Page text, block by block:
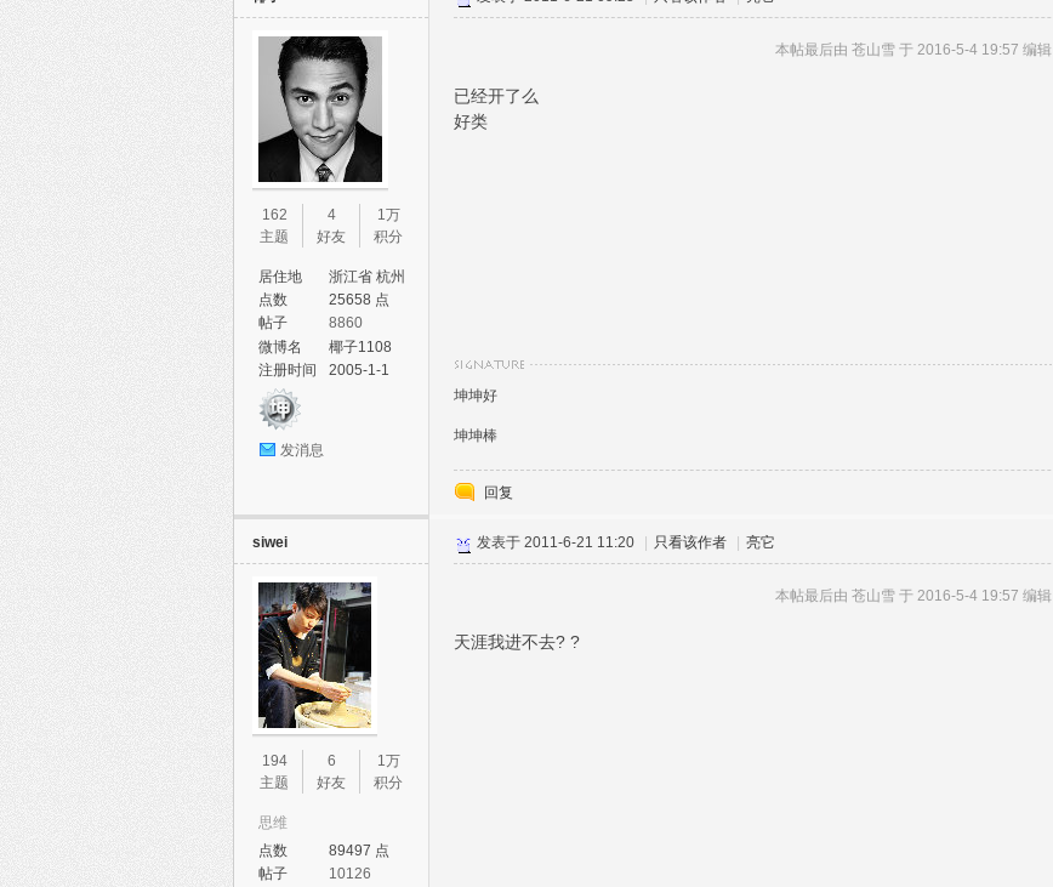
162
主题
4
好友
1万
积分
居住地
浙江省 杭州
市 西湖区
点数
25658 点
帖子
8860
微博名
椰子1108
注册时间
2005-1-1
发消息
本帖最后由 苍山雪 于 2016-5-4 19:57 编辑
已经开了么
好类
坤坤好
坤坤棒
坤坤样样NO.1
回复
siwei
194
主题
6
好友
1万
积分
思维
点数
89497 点
帖子
10126
发表于 2011-6-21 11:20 只看该作者 亮它
本帖最后由 苍山雪 于 2016-5-4 19:57 编辑
天涯我进不去? ?